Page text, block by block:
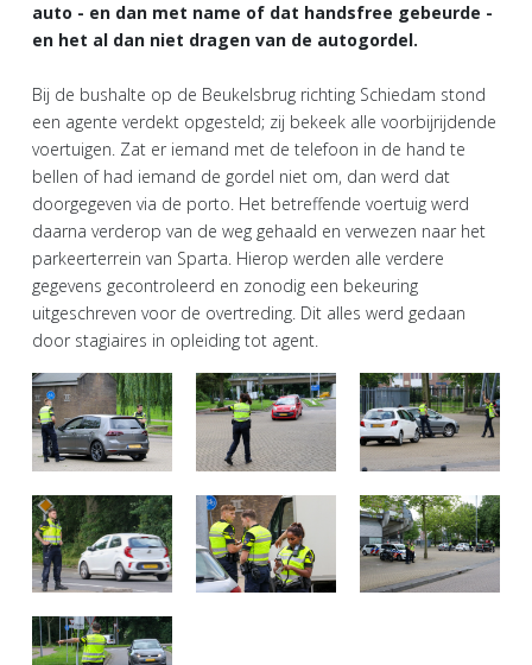
auto - en dan met name of dat handsfree gebeurde -
en het al dan niet dragen van de autogordel.
Bij de bushalte op de Beukelsbrug richting Schiedam stond
een agente verdekt opgesteld; zij bekeek alle voorbijrijdende
voertuigen. Zat er iemand met de telefoon in de hand te
bellen of had iemand de gordel niet om, dan werd dat
doorgegeven via de porto. Het betreffende voertuig werd
daarna verderop van de weg gehaald en verwezen naar het
parkeerterrein van Sparta. Hierop werden alle verdere
gegevens gecontroleerd en zonodig een bekeuring
uitgeschreven voor de overtreding. Dit alles werd gedaan
door stagiaires in opleiding tot agent.